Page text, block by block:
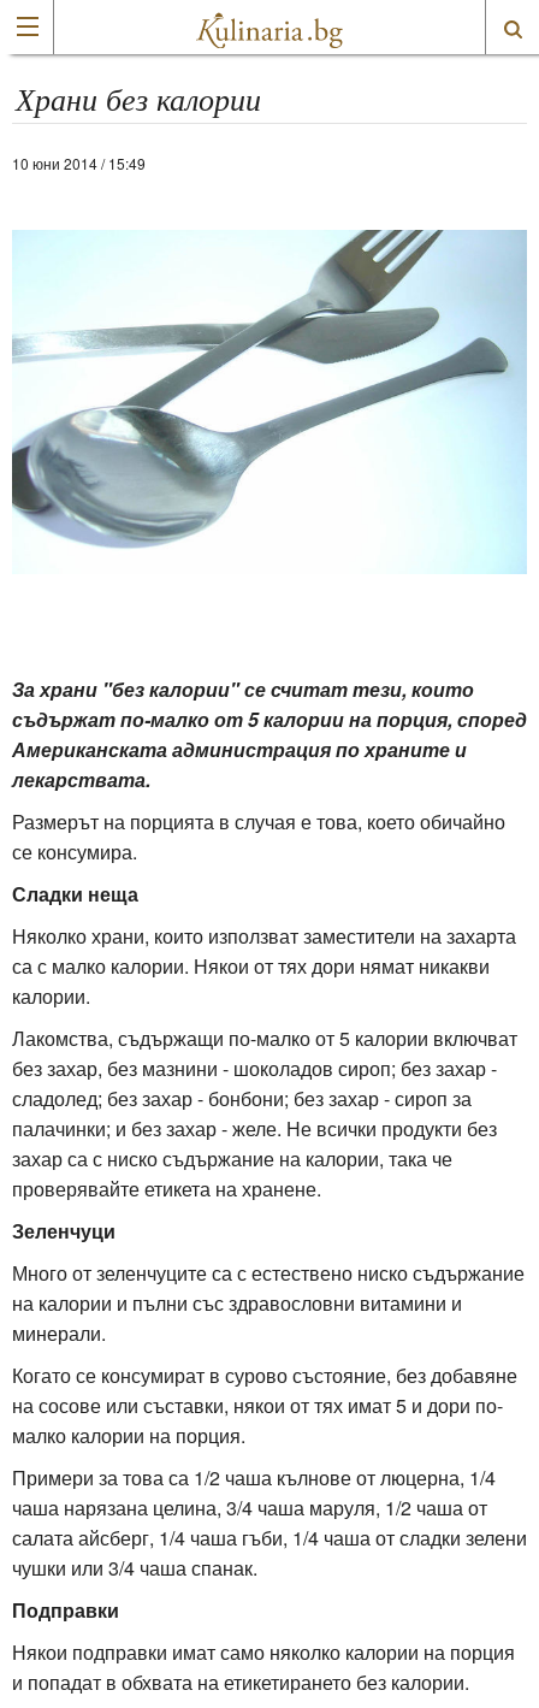
Храни без калории
10 юни 2014 / 15:49
За храни "без калории" се считат тези, които
съдържат по-малко от 5 калории на порция, според
Американската администрация по храните и
лекарствата.
Размерът на порцията в случая е това, което обичайно
се консумира.
Сладки неща
Няколко храни, които използват заместители на захарта
са с малко калории. Някои от тях дори нямат никакви
калории.
Лакомства, съдържащи по-малко от 5 калории включват
без захар, без мазнини - шоколадов сироп; без захар -
сладолед; без захар - бонбони; без захар - сироп за
палачинки; и без захар - желе. Не всички продукти без
захар са с ниско съдържание на калории, така че
проверявайте етикета на хранене.
Зеленчуци
Много от зеленчуците са с естествено ниско съдържание
на калории и пълни със здравословни витамини и
минерали.
Когато се консумират в сурово състояние, без добавяне
на сосове или съставки, някои от тях имат 5 и дори по-
малко калории на порция.
Примери за това са 1/2 чаша кълнове от люцерна, 1/4
чаша нарязана целина, 3/4 чаша маруля, 1/2 чаша от
салата айсберг, 1/4 чаша гъби, 1/4 чаша от сладки зелени
чушки или 3/4 чаша спанак.
Подправки
Някои подправки имат само няколко калории на порция
и попадат в обхвата на етикетирането без калории.